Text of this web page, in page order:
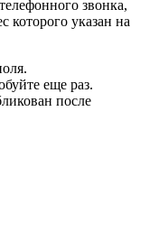
звонка,
которого указан на
еще раз.
после